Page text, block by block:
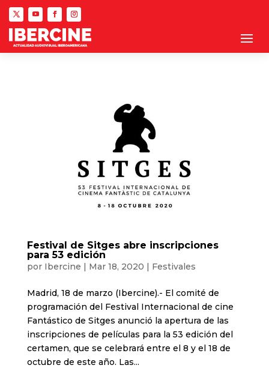
Festival de Sitges abre inscripciones
para 53 edición
por Ibercine | Mar 18, 2020 | Festivales
Madrid, 18 de marzo (Ibercine).- El comité de
programación del Festival Internacional de cine
Fantástico de Sitges anunció la apertura de las
inscripciones de películas para la 53 edición del
certamen, que se celebrará entre el 8 y el 18 de
octubre de este año. Las...